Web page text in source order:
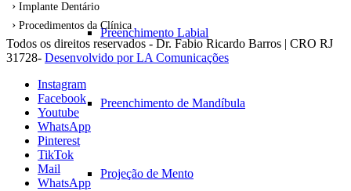
Preenchimento Labial
Preenchimento de Mandíbula
Projeção de Mento
Implante Dentário
Procedimentos da Clínica
Todos os direitos reservados - Dr. Fabio Ricardo Barros | CRO RJ
31728- Desenvolvido por LA Comunicações
Instagram
Facebook
Youtube
WhatsApp
Pinterest
TikTok
Mail
WhatsApp